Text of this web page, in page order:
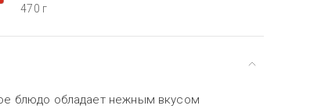
470 г
блюдо обладает нежным вкусом